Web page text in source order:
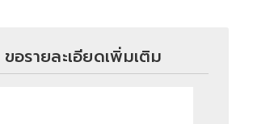
ขอรายละเอียดเพิ่มเติม